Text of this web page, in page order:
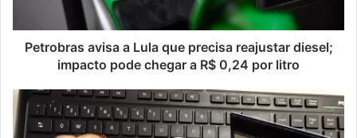
impacto
pode
R$
0,24
por
Petrobras avisa a Lula que precisa reajustar diesel;
impacto pode chegar a R$ 0,24 por litro
Compras
internacionais
feitas